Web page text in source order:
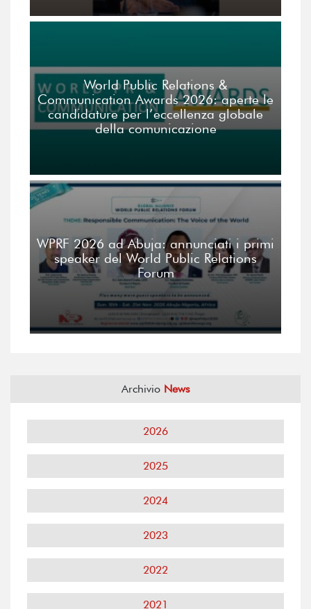
World Public Relations &
Communication Awards 2026: aperte le
candidature per l’eccellenza globale
della comunicazione
WPRF 2026 ad Abuja: annunciati i primi
speaker del World Public Relations
Forum
Archivio News
2026
2025
2024
2023
2022
2021